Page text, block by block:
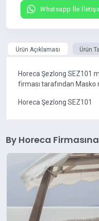
Whatsapp İle
Ürün Açıklaması Ürün
Horeca Şezlong SEZ101
firması tarafından Masko
Horeca Şezlong SEZ101
By Horeca